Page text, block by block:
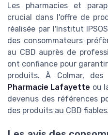
Les pharmacies et
crucial dans l'offre de
réalisée par l'Institut
des consommateurs
au CBD auprès de
ont confiance pour
produits. À Colmar, des
Pharmacie Lafayette ou
devenus des références
des produits au CBD fiables.